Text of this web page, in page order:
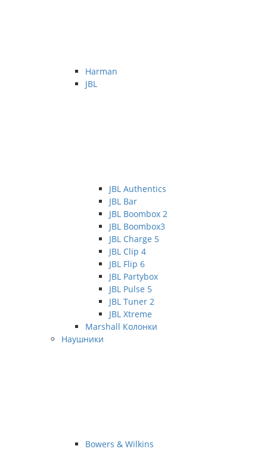
Harman
JBL
JBL Authentics
JBL Bar
JBL Boombox 2
JBL Boombox3
JBL Charge 5
JBL Clip 4
JBL Flip 6
JBL Partybox
JBL Pulse 5
JBL Tuner 2
JBL Xtreme
Marshall Колонки
Наушники
Bowers & Wilkins